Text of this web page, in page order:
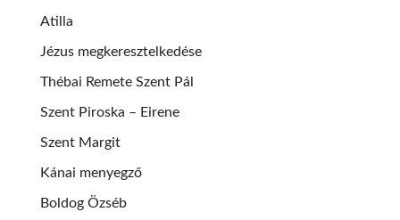
Atilla
Jézus megkeresztelkedése
Thébai Remete Szent Pál
Szent Piroska – Eirene
Szent Margit
Kánai menyegző
Boldog Özséb